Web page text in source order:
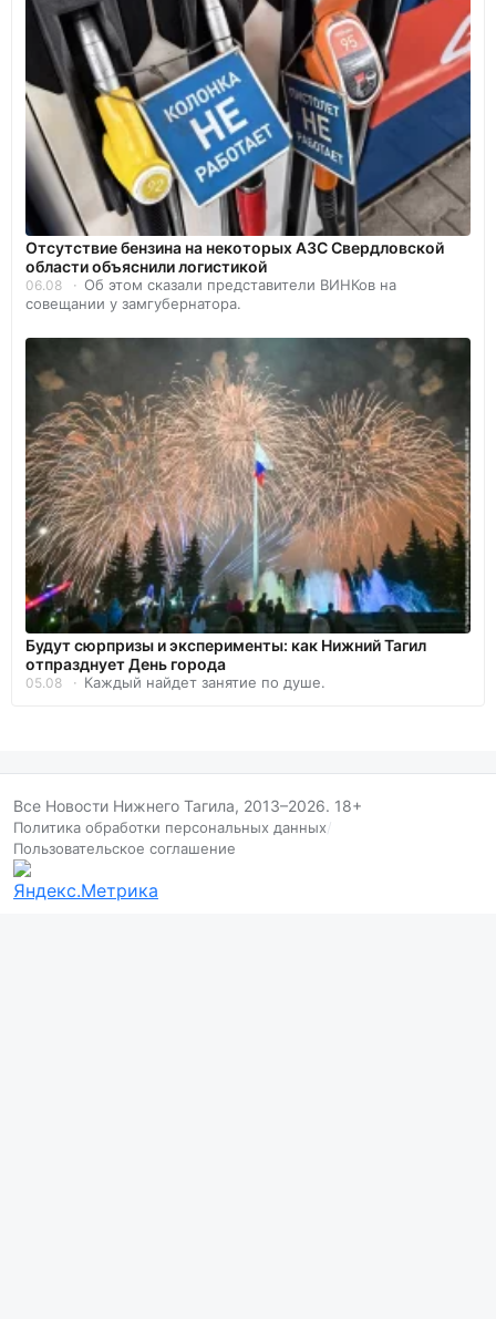
Отсутствие бензина на некоторых АЗС Свердловской
области объяснили логистикой
06.08
Об этом сказали представители ВИНКов на
совещании у замгубернатора.
Будут сюрпризы и эксперименты: как Нижний Тагил
отпразднует День города
05.08 Каждый найдет занятие по душе.
Все Новости Нижнего Тагила, 2013–2026. 18+
Политика обработки персональных данных/
Пользовательское соглашение